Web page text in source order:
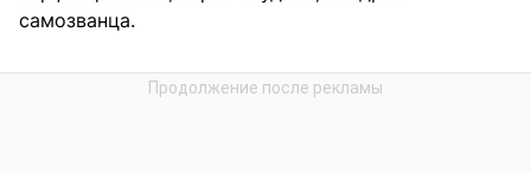
самозванца.